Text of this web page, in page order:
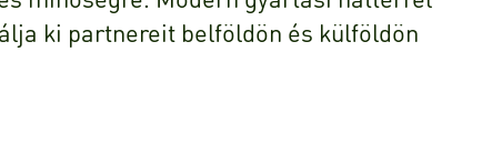
ki partnereit belföldön és külföldön